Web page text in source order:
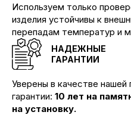
Используем только
изделия устойчивы к
перепадам температур и
НАДЕЖНЫЕ
ГАРАНТИИ
Уверены в качестве
гарантии: 10 лет на
на установку.